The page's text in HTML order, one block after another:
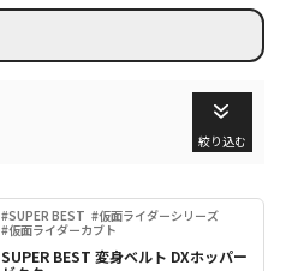
絞り込む
#SUPER BEST #仮面ライダーシリーズ
#仮面ライダーカブト
SUPER BEST 変身ベルト DXホッパー